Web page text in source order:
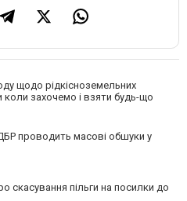
щодо рідкісноземельних
коли захочемо і взяти будь-що
проводить масові обшуки у
скасування пільги на посилки до